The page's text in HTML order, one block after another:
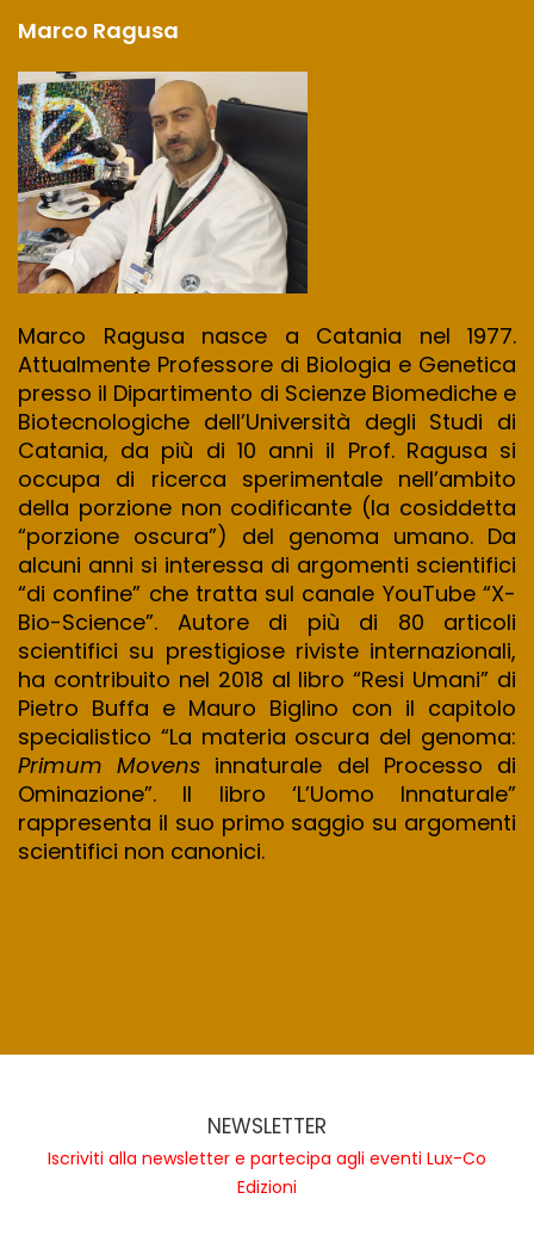
Marco Ragusa
Marco Ragusa nasce a Catania nel 1977.
Attualmente Professore di Biologia e Genetica
presso il Dipartimento di Scienze Biomediche e
Biotecnologiche dell’Università degli Studi di
Catania, da più di 10 anni il Prof. Ragusa si
occupa di ricerca sperimentale nell’ambito
della porzione non codificante (la cosiddetta
“porzione oscura”) del genoma umano. Da
alcuni anni si interessa di argomenti scientifici
“di confine” che tratta sul canale YouTube “X-
Bio-Science”. Autore di più di 80 articoli
scientifici su prestigiose riviste internazionali,
ha contribuito nel 2018 al libro “Resi Umani” di
Pietro Buffa e Mauro Biglino con il capitolo
specialistico “La materia oscura del genoma:
Primum Movens innaturale del Processo di
Ominazione”. Il libro ‘L’Uomo Innaturale”
rappresenta il suo primo saggio su argomenti
scientifici non canonici.
NEWSLETTER
Iscriviti alla newsletter e partecipa agli eventi Lux-Co
Edizioni